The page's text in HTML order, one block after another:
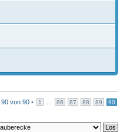
90 von 90 • 1 86 87 88 89 90